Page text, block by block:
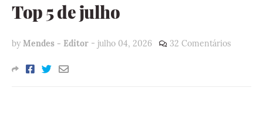
Top 5 de julho
by Mendes - Editor - julho 04, 2026 32 Comentários